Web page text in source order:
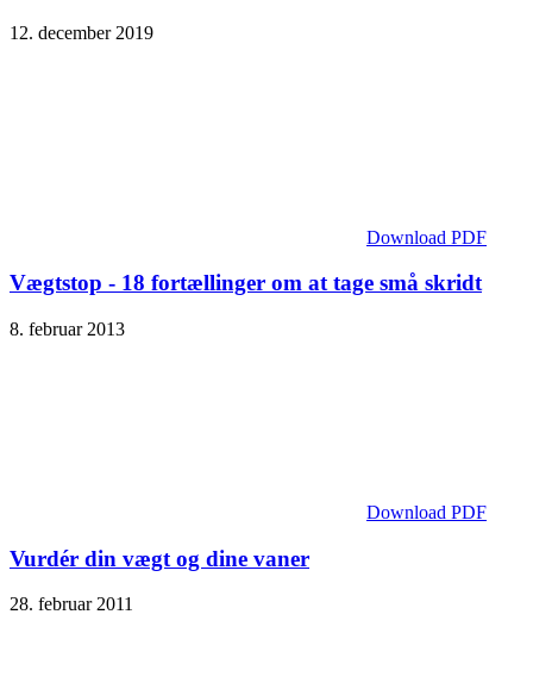
12. december 2019
Download PDF
Vægtstop - 18 fortællinger om at tage små skridt
8. februar 2013
Download PDF
Vurdér din vægt og dine vaner
28. februar 2011